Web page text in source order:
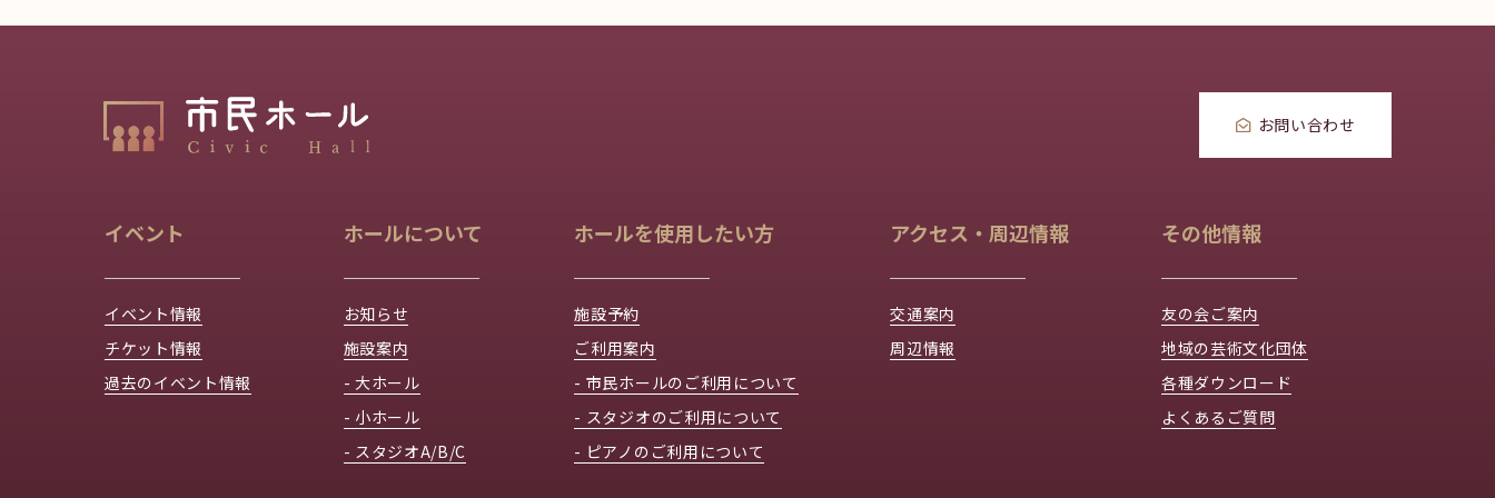
お問い合わせ
イベント
イベント情報
チケット情報
過去のイベント情報
ホールについて
お知らせ
施設案内
- 大ホール
- 小ホール
- スタジオA/B/C
ホールを使用したい方
施設予約
ご利用案内
- 市民ホールのご利用について
- スタジオのご利用について
- ピアノのご利用について
アクセス・周辺情報
交通案内
周辺情報
その他情報
友の会ご案内
地域の芸術文化団体
各種ダウンロード
よくあるご質問